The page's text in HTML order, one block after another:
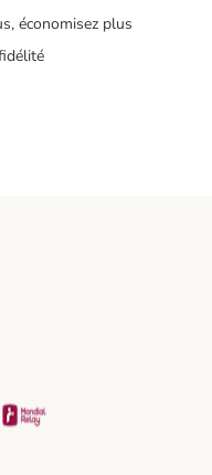
économisez plus
Shipping Method
GLS Shipping Method
Mondial relay